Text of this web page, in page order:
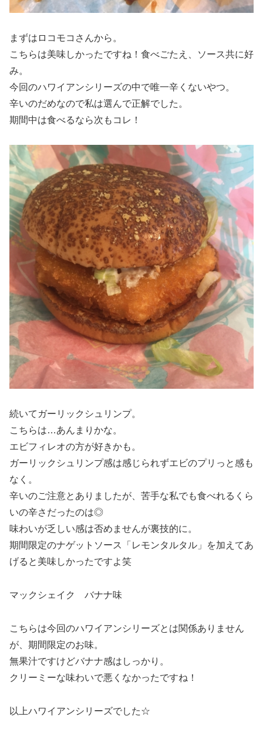
まずはロコモコさんから。
こちらは美味しかったですね！食べごたえ、ソース共に好
み。
今回のハワイアンシリーズの中で唯一辛くないやつ。
辛いのだめなので私は選んで正解でした。
期間中は食べるなら次もコレ！
続いてガーリックシュリンプ。
こちらは…あんまりかな。
エビフィレオの方が好きかも。
ガーリックシュリンプ感は感じられずエビのプリっと感も
なく。
辛いのご注意とありましたが、苦手な私でも食べれるくら
いの辛さだったのは◎
味わいが乏しい感は否めませんが裏技的に。
期間限定のナゲットソース「レモンタルタル」を加えてあ
げると美味しかったですよ笑
マックシェイク バナナ味
こちらは今回のハワイアンシリーズとは関係ありません
が、期間限定のお味。
無果汁ですけどバナナ感はしっかり。
クリーミーな味わいで悪くなかったですね！
以上ハワイアンシリーズでした☆